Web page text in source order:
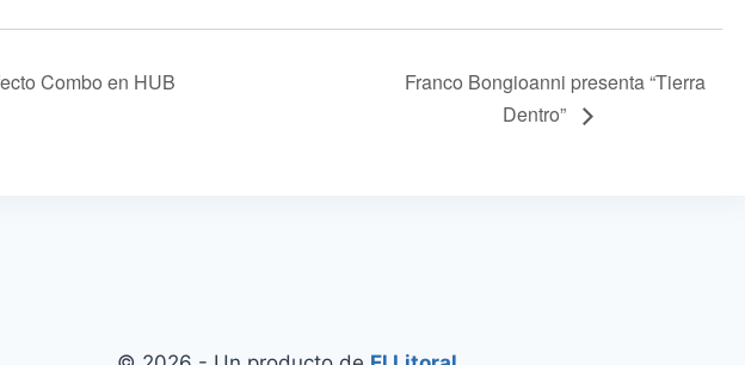
Combo en HUB
Franco Bongioanni presenta “Tierra
Dentro”